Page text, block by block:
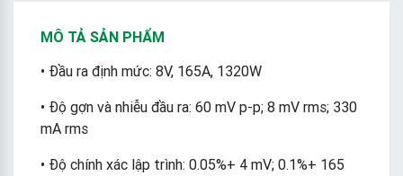
MÔ TẢ SẢN PHẨM
• Đầu ra định mức: 8V, 165A, 1320W
• Độ gợn và nhiễu đầu ra: 60 mV p-p; 8 mV rms; 330
mA rms
• Độ chính xác lập trình: 0.05%+ 4 mV; 0.1%+ 165